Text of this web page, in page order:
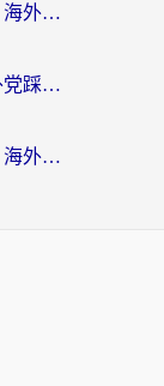
雪糕工厂国外玩延迟很高怎么办？海外玩家国服游戏加速终极攻略（附实测推荐）
打江南百景图加速器哪个好？海外党踩坑N次后，终于找到不卡的秘诀
非洲玩装甲战争用什么加速器好？海外党亲测有效的国服游戏加速方案